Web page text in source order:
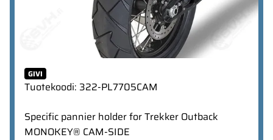
GIVI
Tuotekoodi: 322-PL7705CAM
Specific pannier holder for Trekker Outback
MONOKEY® CAM-SIDE